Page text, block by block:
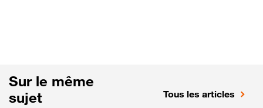
Sur le même
sujet
Tous les articles